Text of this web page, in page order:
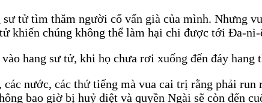
tử tìm thăm người cố vấn già của mình. Nhưng
khiến chúng không thể làm hại chi được tới Đa-ni-
hang sư tử, khi họ chưa rơi xuống đến đáy
nước, các thứ tiếng mà vua cai trị rằng phải
bao giờ bị huỷ diệt và quyền Ngài sẽ còn đến